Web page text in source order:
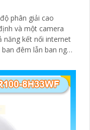
phân giải cao
và một camera
năng kết nối internet
đêm lẫn ban ngày
8H44WKFL mang